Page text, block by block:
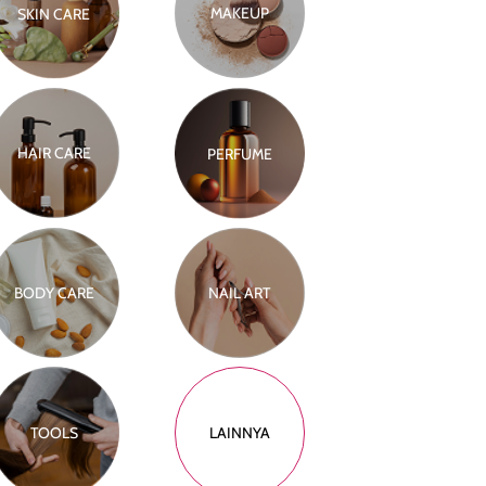
SKIN CARE MAKEUP
HAIR CARE PERFUME
BODY CARE NAIL ART
TOOLS LAINNYA